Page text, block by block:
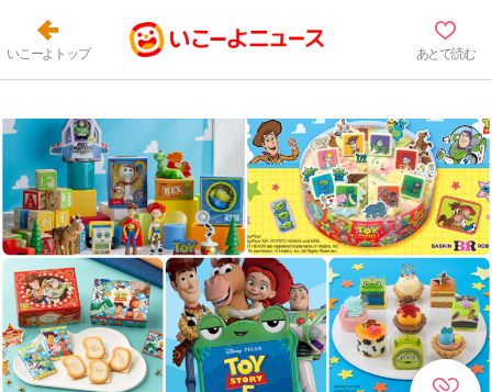
いこーよトップ あとで読む